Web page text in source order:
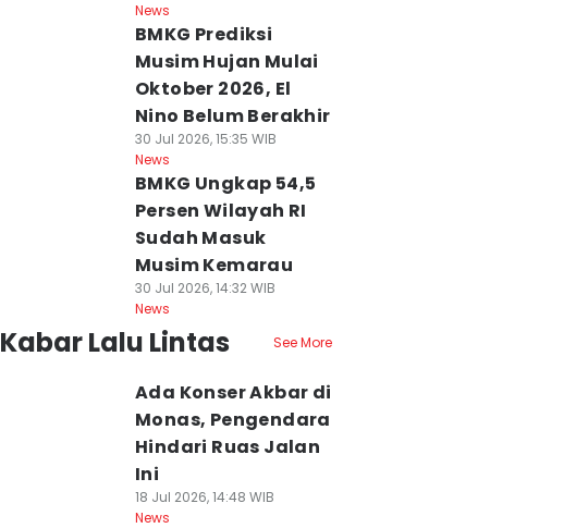
News
BMKG Prediksi
Musim Hujan Mulai
Oktober 2026, El
Nino Belum Berakhir
30 Jul 2026, 15:35 WIB
News
BMKG Ungkap 54,5
Persen Wilayah RI
Sudah Masuk
Musim Kemarau
30 Jul 2026, 14:32 WIB
News
Kabar Lalu Lintas See More
Ada Konser Akbar di
Monas, Pengendara
Hindari Ruas Jalan
Ini
18 Jul 2026, 14:48 WIB
News